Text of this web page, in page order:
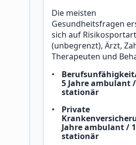
Die meisten
Gesundheitsfragen
sich auf
(unbegrenzt), Ärzt,
Therapeuten und
5 Jahre ambulant
stationär
Private
Jahre ambulant /
stationär